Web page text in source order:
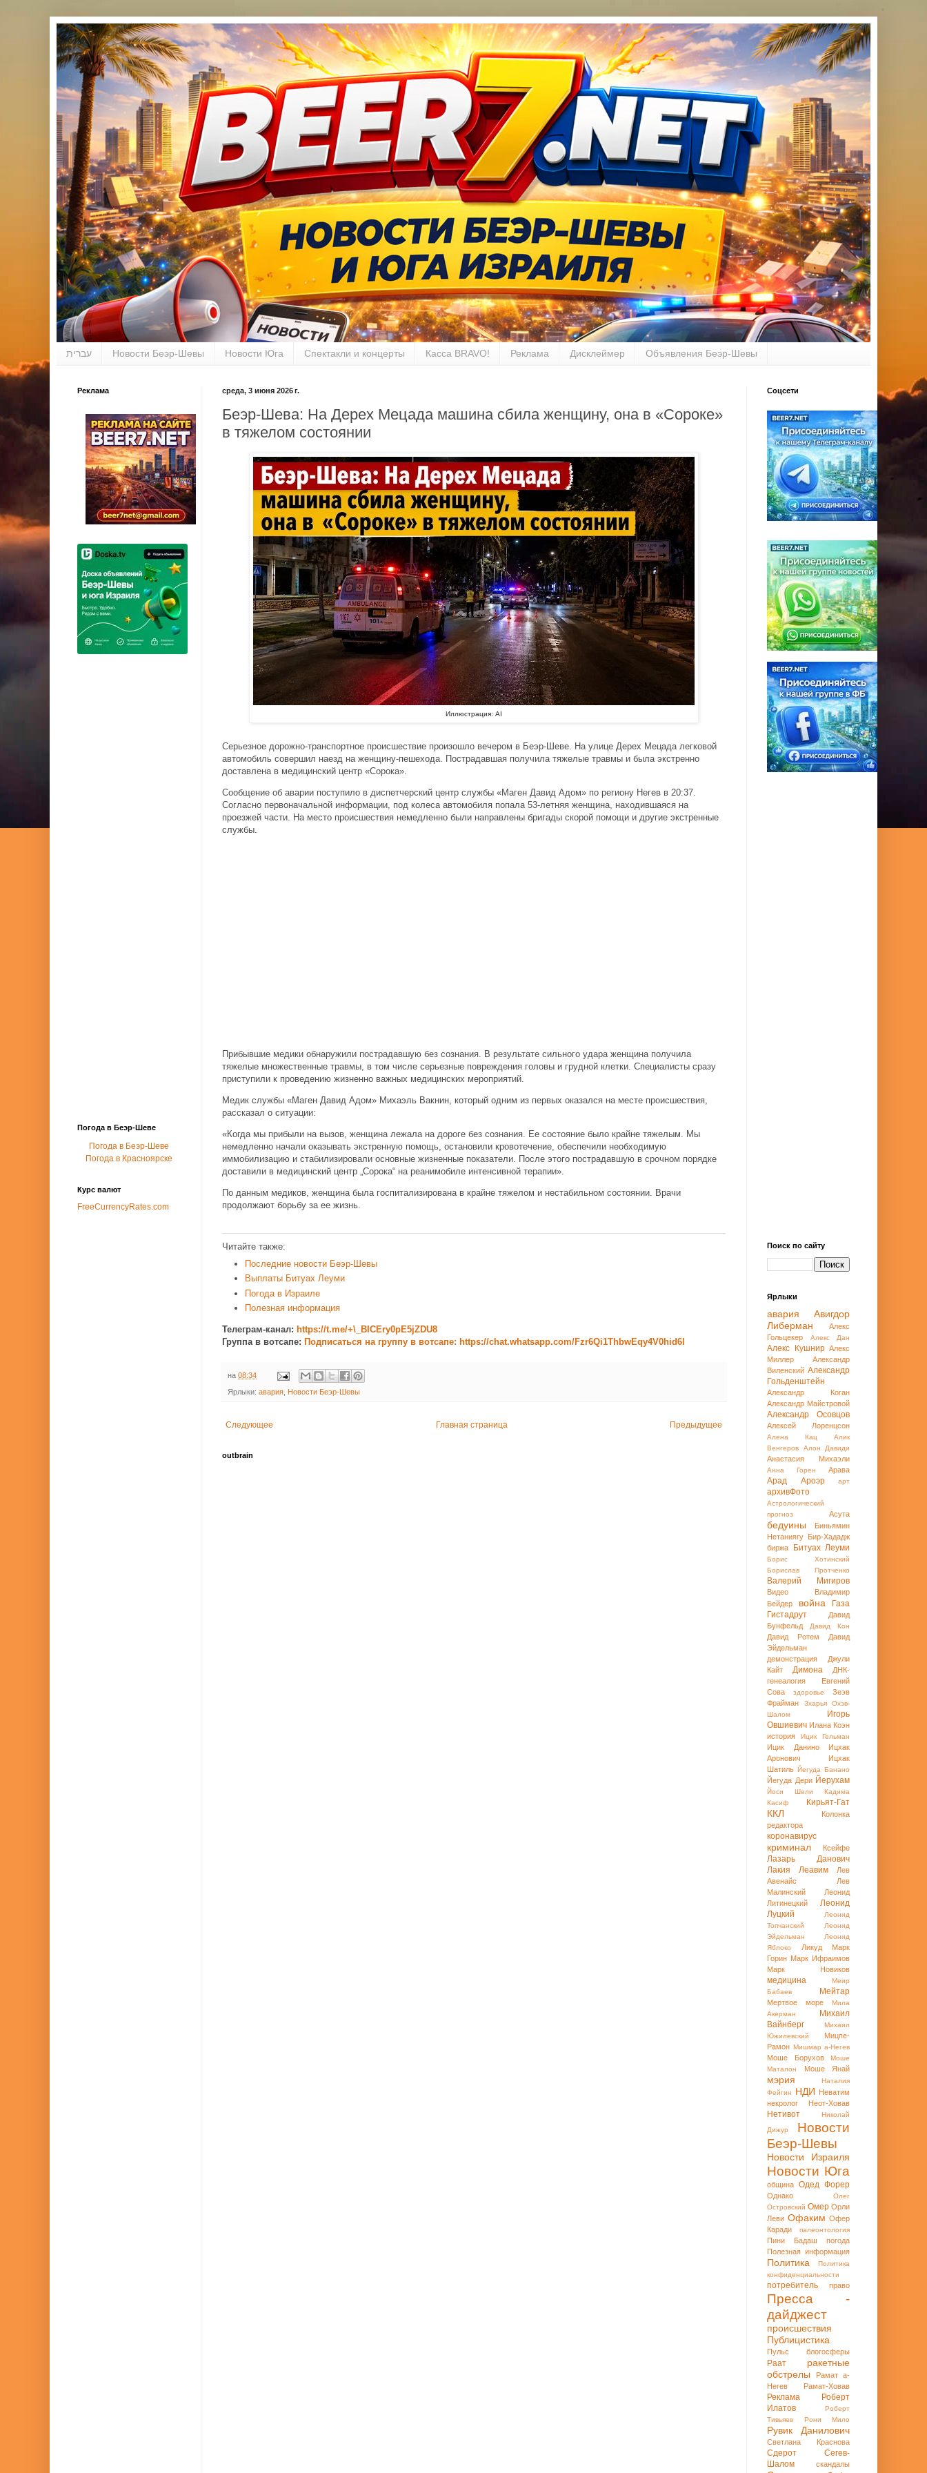
עברית Новости Беэр-Шевы Новости Юга Спектакли и концерты Касса BRAVO! Реклама Дисклеймер Объявления Беэр-Шевы
среда, 3 июня 2026 г.
Беэр-Шева: На Дерех Мецада машина сбила женщину, она в «Сороке»
в тяжелом состоянии
Иллюстрация: AI
Серьезное дорожно-транспортное происшествие произошло вечером в Беэр-Шеве. На улице Дерех Мецада легковой
автомобиль совершил наезд на женщину-пешехода. Пострадавшая получила тяжелые травмы и была экстренно
доставлена в медицинский центр «Сорока».
Сообщение об аварии поступило в диспетчерский центр службы «Маген Давид Адом» по региону Негев в 20:37.
Согласно первоначальной информации, под колеса автомобиля попала 53-летняя женщина, находившаяся на
проезжей части. На место происшествия немедленно были направлены бригады скорой помощи и другие экстренные
службы.
Прибывшие медики обнаружили пострадавшую без сознания. В результате сильного удара женщина получила
тяжелые множественные травмы, в том числе серьезные повреждения головы и грудной клетки. Специалисты сразу
приступили к проведению жизненно важных медицинских мероприятий.
Медик службы «Маген Давид Адом» Михаэль Вакнин, который одним из первых оказался на месте происшествия,
рассказал о ситуации:
«Когда мы прибыли на вызов, женщина лежала на дороге без сознания. Ее состояние было крайне тяжелым. Мы
немедленно начали оказывать экстренную помощь, остановили кровотечение, обеспечили необходимую
иммобилизацию и стабилизировали основные жизненные показатели. После этого пострадавшую в срочном порядке
доставили в медицинский центр „Сорока“ на реанимобиле интенсивной терапии».
По данным медиков, женщина была госпитализирована в крайне тяжелом и нестабильном состоянии. Врачи
продолжают борьбу за ее жизнь.
Читайте также:
Последние новости Беэр-Шевы
Выплаты Битуах Леуми
Погода в Израиле
Полезная информация
Телеграм-канал: https://t.me/+\_BICEry0pE5jZDU8
Группа в вотсапе: Подписаться на группу в вотсапе: https://chat.whatsapp.com/Fzr6Qi1ThbwEqy4V0hid6l
на 08:34
Ярлыки: авария, Новости Беэр-Шевы
Следующее Предыдущее
Главная страница
outbrain
Реклама
Погода в Беэр-Шеве
Погода в Беэр-Шеве
Погода в Красноярске
Курс валют
FreeCurrencyRates.com
Соцсети
Поиск по сайту
Ярлыки
авария
Авигдор
Либерман
Алекс
Гольцекер
Алекс Дан
Алекс Кушнир Алекс
Миллер
Александр
Виленский Александр
Гольденштейн
Александр Коган
Александр Майстровой
Александр Осовцов
Алексей Лоренцсон
Алена Кац
Алик
Венгеров
Алон Давиди
Анастасия Михаэли
Анна Горен Арава
Арад Ароэр арт
архивФото
Астрологический
прогноз
Асута
бедуины
Биньямин
Нетаниягу Бир-Хададж
биржа
Битуах Леуми
Борис Хотинский
Борислав Протченко
Валерий Мигиров
Видео
Владимир
Бейдер
война
Газа
Гистадрут
Давид
Бунфельд
Давид Кон
Давид Ротем
Давид
Эйдельман
демонстрация
Джули
Кайт
Димона
ДНК-
генеалогия
Евгений
Сова
здоровье
Зеэв
Фрайман
Зхарья Охэв-
Шалом
Игорь
Овшиевич Илана Коэн
история
Ицик Гельман
Ицик Данино
Ицхак
Аронович
Ицхак
Шатиль Йегуда Банано
Йегуда Дери Йерухам
Йоси Шели
Кадима
Касиф
Кирьят-Гат
ККЛ
Колонка
редактора
коронавирус
криминал Ксейфе
Лазарь Данович
Лакия
Леавим
Лев
Авенайс
Лев
Малинский
Леонид
Литинецкий
Леонид
Луцкий
Леонид
Топчанский
Леонид
Эйдельман
Леонид
Яблоко
Ликуд
Марк
Горин Марк Ифраимов
Марк Новиков
медицина
Меир
Бабаев
Мейтар
Мертвое море
Мила
Акерман
Михаил
Вайнберг
Михаил
Южилевский
Мицпе-
Рамон Мишмар а-Негев
Моше Борухов
Моше
Маталон
Моше Янай
мэрия
Наталия
Фейгин
НДИ Неватим
некролог
Неот-Ховав
Нетивот
Николай
Дижур
Новости
Беэр-Шевы
Новости Израиля
Новости Юга
община Одед Форер
Однако
Олег
Островский Омер Орли
Леви Офаким Офер
Каради
палеонтология
Пини Бадаш
погода
Полезная информация
Политика
Политика
конфиденциальности
потребитель право
Пресса -
дайджест
происшествия
Публицистика
Пульс блогосферы
Раат
ракетные
обстрелы
Рамат а-
Негев
Рамат-Ховав
Реклама
Роберт
Илатов
Роберт
Тивьяев
Рони Мило
Рувик Данилович
Светлана Краснова
Сдерот
Сегев-
Шалом
скандалы